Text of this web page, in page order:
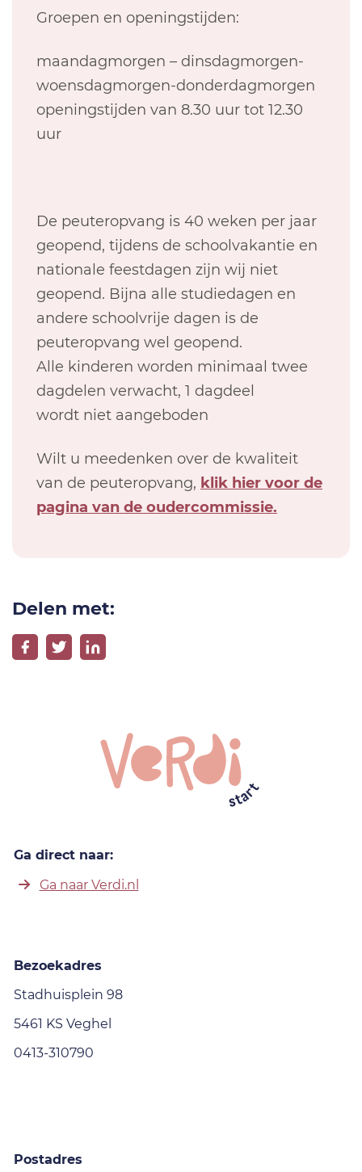
Groepen en openingstijden:
maandagmorgen – dinsdagmorgen-
woensdagmorgen-donderdagmorgen
openingstijden van 8.30 uur tot 12.30
uur
De peuteropvang is 40 weken per jaar
geopend, tijdens de schoolvakantie en
nationale feestdagen zijn wij niet
geopend. Bijna alle studiedagen en
andere schoolvrije dagen is de
peuteropvang wel geopend.
Alle kinderen worden minimaal twee
dagdelen verwacht, 1 dagdeel
wordt niet aangeboden
Wilt u meedenken over de kwaliteit
van de peuteropvang, klik hier voor de
pagina van de oudercommissie.
Delen met:
Ga direct naar:
Ga naar Verdi.nl
Bezoekadres
Stadhuisplein 98
5461 KS Veghel
0413-310790
Postadres